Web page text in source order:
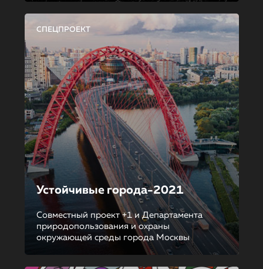
СПЕЦПРОЕКТ
Устойчивые города-2021
Совместный проект +1 и Департамента
природопользования и охраны
окружающей среды города Москвы